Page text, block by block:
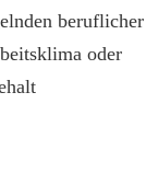
beruflicher
oder